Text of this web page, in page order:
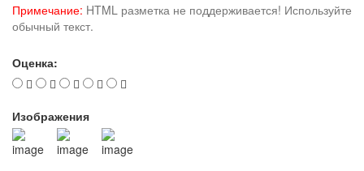
Примечание: HTML разметка не поддерживается! Используйте
обычный текст.
Оценка:
Изображения